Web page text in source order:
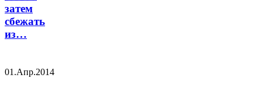
затем
сбежать
из…
01.Апр.2014